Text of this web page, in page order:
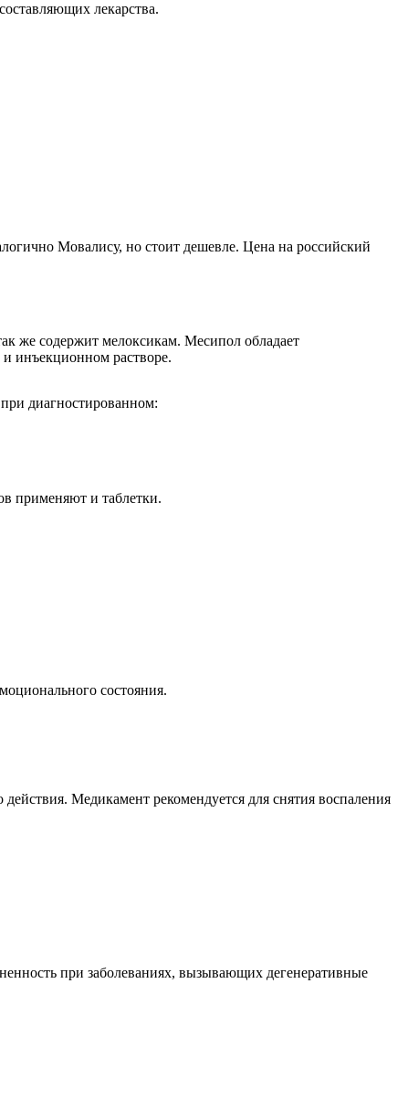
лекарства.
Мовалису, но стоит дешевле. Цена на российский
же содержит мелоксикам. Месипол обладает
инъекционном растворе.
диагностированном:
применяют и таблетки.
состояния.
Медикамент рекомендуется для снятия воспаления
при заболеваниях, вызывающих дегенеративные